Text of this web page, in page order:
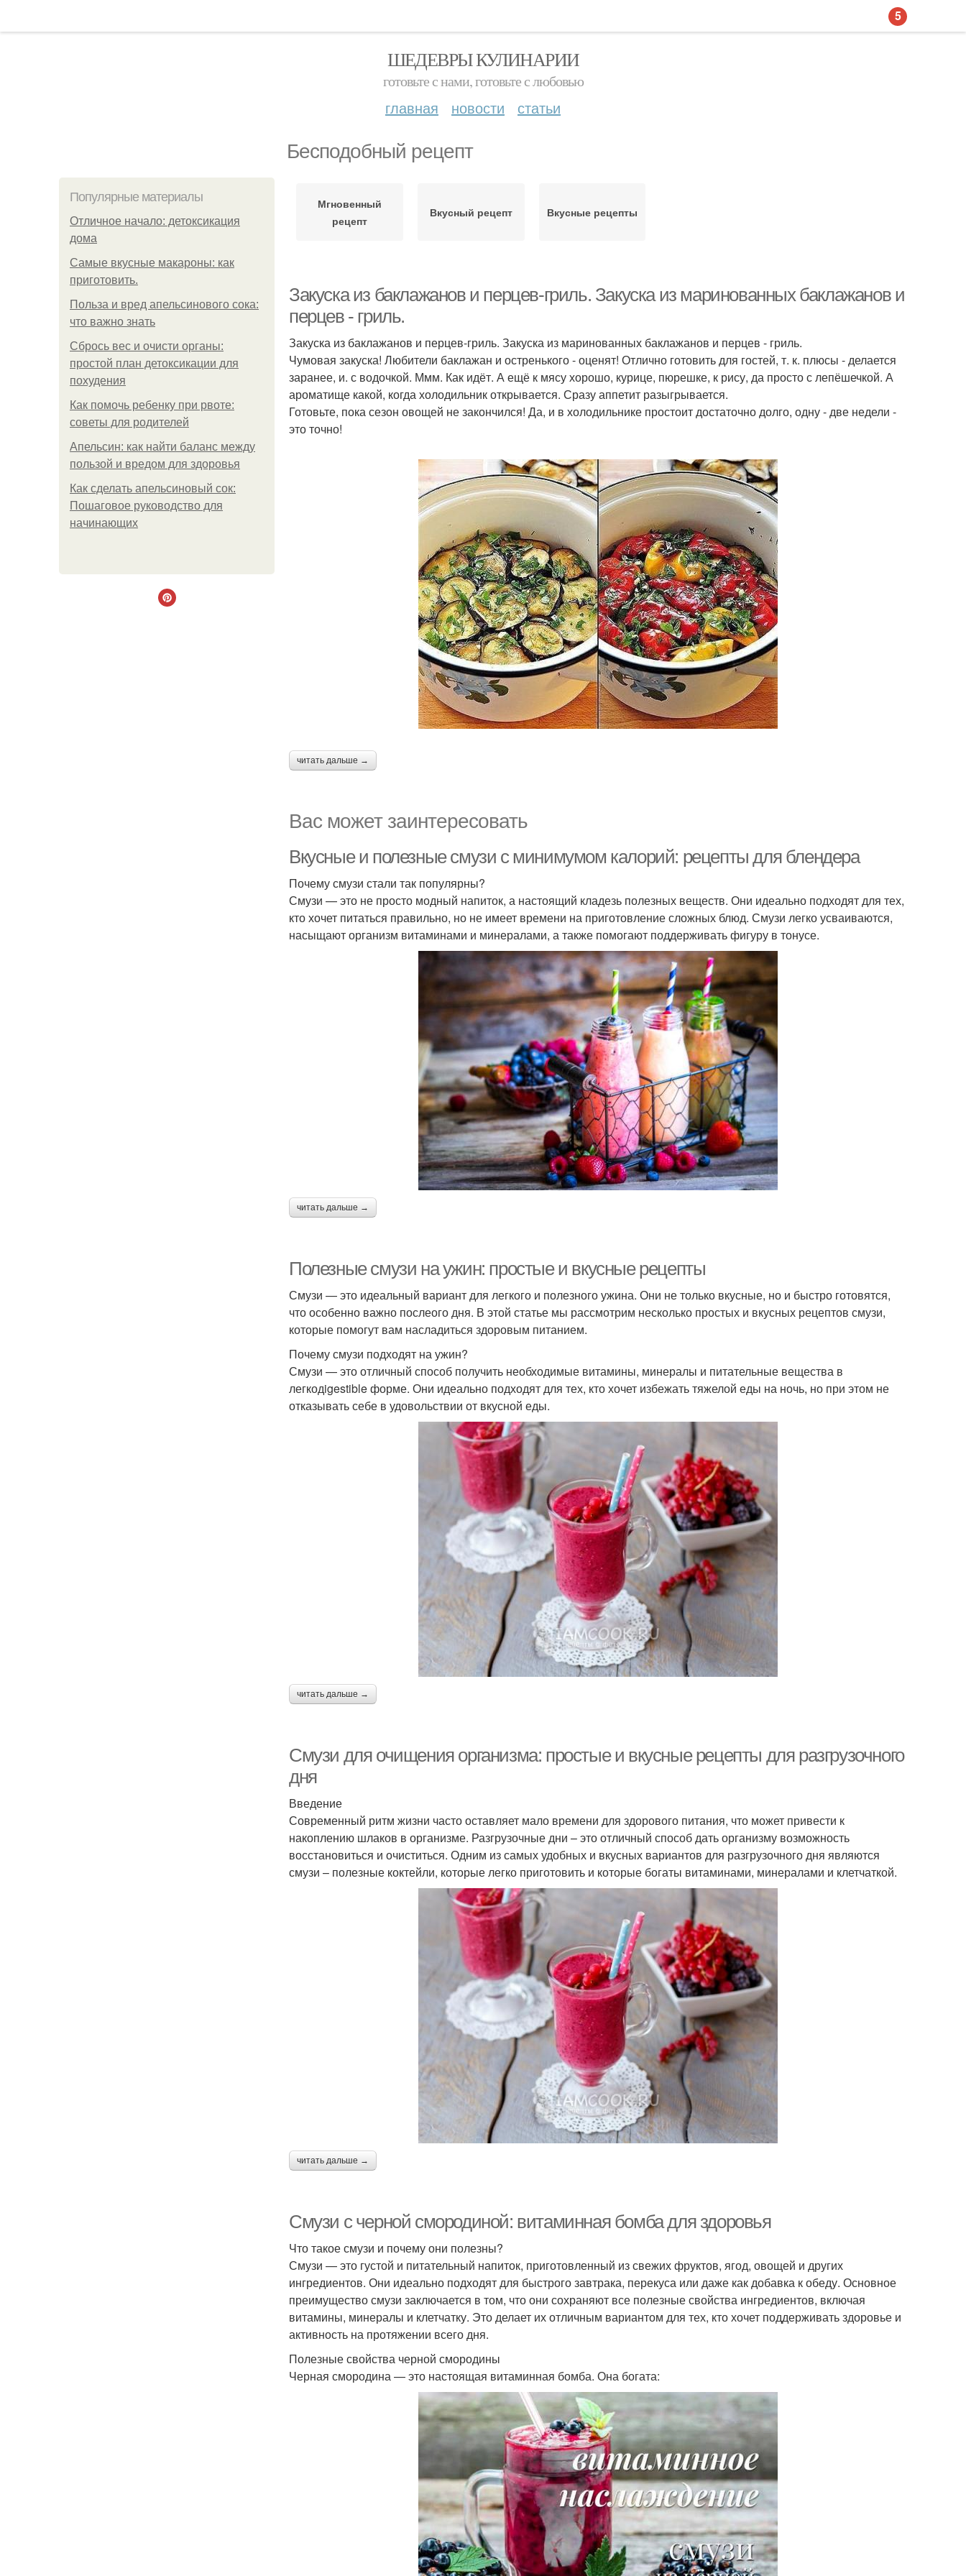
ШЕДЕВРЫ КУЛИНАРИИ
готовьте с нами, готовьте с любовью
главная новости статьи
Бесподобный рецепт
Популярные материалы
Отличное начало: детоксикация
дома
Самые вкусные макароны: как
приготовить.
Польза и вред апельсинового сока:
что важно знать
Сбрось вес и очисти органы:
простой план детоксикации для
похудения
Как помочь ребенку при рвоте:
советы для родителей
Апельсин: как найти баланс между
пользой и вредом для здоровья
Как сделать апельсиновый сок:
Пошаговое руководство для
начинающих
Мгновенный
рецепт
Вкусный рецепт Вкусные рецепты
Закуска из баклажанов и перцев-гриль. Закуска из маринованных баклажанов и
перцев - гриль.
Закуска из баклажанов и перцев-гриль. Закуска из маринованных баклажанов и перцев - гриль.
Чумовая закуска! Любители баклажан и остренького - оценят! Отлично готовить для гостей, т. к. плюсы - делается
заранее, и. с водочкой. Ммм. Как идёт. А ещё к мясу хорошо, курице, пюрешке, к рису, да просто с лепёшечкой. А
ароматище какой, когда холодильник открывается. Сразу аппетит разыгрывается.
Готовьте, пока сезон овощей не закончился! Да, и в холодильнике простоит достаточно долго, одну - две недели -
это точно!
читать дальше →
Вас может заинтересовать
Вкусные и полезные смузи с минимумом калорий: рецепты для блендера
Почему смузи стали так популярны?
Смузи — это не просто модный напиток, а настоящий кладезь полезных веществ. Они идеально подходят для тех,
кто хочет питаться правильно, но не имеет времени на приготовление сложных блюд. Смузи легко усваиваются,
насыщают организм витаминами и минералами, а также помогают поддерживать фигуру в тонусе.
читать дальше →
Полезные смузи на ужин: простые и вкусные рецепты
Смузи — это идеальный вариант для легкого и полезного ужина. Они не только вкусные, но и быстро готовятся,
что особенно важно послеого дня. В этой статье мы рассмотрим несколько простых и вкусных рецептов смузи,
которые помогут вам насладиться здоровым питанием.
Почему смузи подходят на ужин?
Смузи — это отличный способ получить необходимые витамины, минералы и питательные вещества в
легкодigestible форме. Они идеально подходят для тех, кто хочет избежать тяжелой еды на ночь, но при этом не
отказывать себе в удовольствии от вкусной еды.
читать дальше →
Смузи для очищения организма: простые и вкусные рецепты для разгрузочного
дня
Введение
Современный ритм жизни часто оставляет мало времени для здорового питания, что может привести к
накоплению шлаков в организме. Разгрузочные дни – это отличный способ дать организму возможность
восстановиться и очиститься. Одним из самых удобных и вкусных вариантов для разгрузочного дня являются
смузи – полезные коктейли, которые легко приготовить и которые богаты витаминами, минералами и клетчаткой.
читать дальше →
Смузи с черной смородиной: витаминная бомба для здоровья
Что такое смузи и почему они полезны?
Смузи — это густой и питательный напиток, приготовленный из свежих фруктов, ягод, овощей и других
ингредиентов. Они идеально подходят для быстрого завтрака, перекуса или даже как добавка к обеду. Основное
преимущество смузи заключается в том, что они сохраняют все полезные свойства ингредиентов, включая
витамины, минералы и клетчатку. Это делает их отличным вариантом для тех, кто хочет поддерживать здоровье и
активность на протяжении всего дня.
Полезные свойства черной смородины
Черная смородина — это настоящая витаминная бомба. Она богата:
5